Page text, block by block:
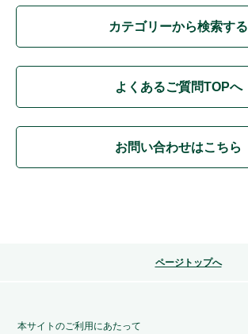
カテゴリーから検索する
よくあるご質問TOPへ
お問い合わせはこちら
ページトップへ
本サイトのご利用にあたって